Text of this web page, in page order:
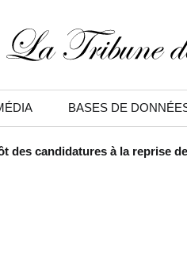
BASES DE
des candidatures à la reprise